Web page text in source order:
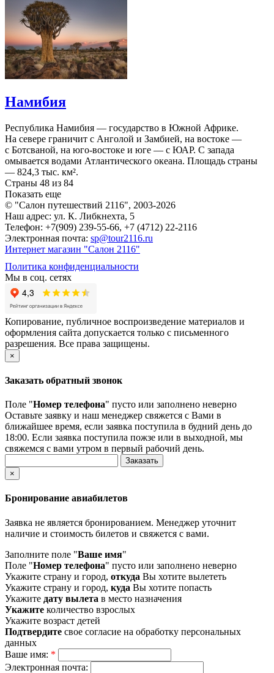
Намибия
Республика Намибия — государство в Южной Африке.
На севере граничит с Анголой и Замбией, на востоке —
с Ботсваной, на юго-востоке и юге — с ЮАР. С запада
омывается водами Атлантического океана. Площадь страны
— 824,3 тыс. км².
Страны 48 из 84
Показать еще
© "Салон путешествий 2116", 2003-2026
Наш адрес: ул. К. Либкнехта, 5
Телефон: +7(909) 239-55-66, +7 (4712) 22-2116
Электронная почта: sp@tour2116.ru
Интернет магазин "Салон 2116"
Политика конфиденциальности
Мы в соц. сетях
Копирование, публичное воспроизведение материалов и
оформления сайта допускается только с письменного
разрешения. Все права защищены.
×
Заказать обратный звонок
Поле "Номер телефона" пусто или заполнено неверно
Оставьте заявку и наш менеджер свяжется с Вами в
ближайшее время, если заявка поступила в будний день до
18:00. Если заявка поступила пожзе или в выходной, мы
свяжемся с вами утром в первый рабочий день.
×
Бронирование авиабилетов
Заявка не является бронированием. Менеджер уточнит
наличие и стоимость билетов и свяжется с вами.
Заполните поле "Ваше имя"
Поле "Номер телефона" пусто или заполнено неверно
Укажите страну и город, откуда Вы хотите вылететь
Укажите страну и город, куда Вы хотите попасть
Укажите дату вылета в место назначения
Укажите количество взрослых
Укажите возраст детей
Подтвердите свое согласие на обработку персональных
данных
Ваше имя: *
Электронная почта: